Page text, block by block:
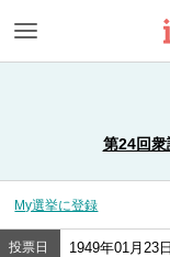
第24回
My選挙に登録
投票日 1949年01月23日